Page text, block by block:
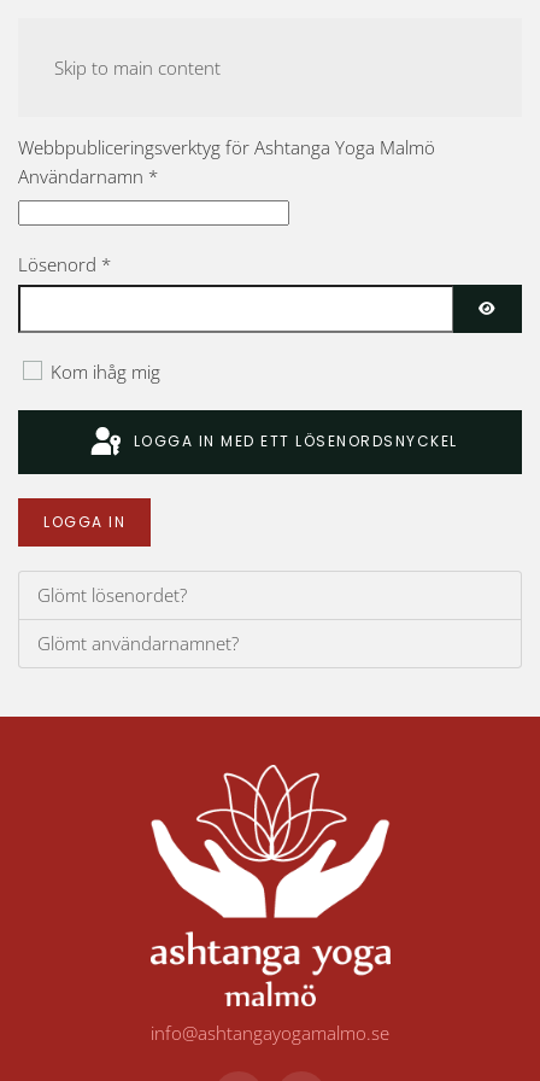
Skip to main content
Webbpubliceringsverktyg för Ashtanga Yoga Malmö
Användarnamn *
Lösenord *
Kom ihåg mig
LOGGA IN MED ETT LÖSENORDSNYCKEL
LOGGA IN
Glömt lösenordet?
Glömt användarnamnet?
info@ashtangayogamalmo.se